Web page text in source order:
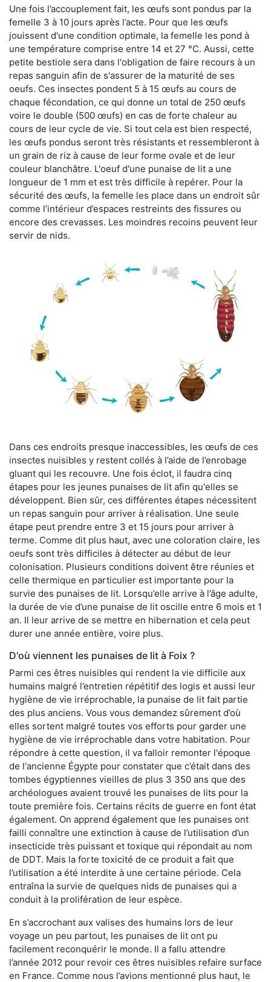
Une fois l’accouplement fait, les œufs sont pondus par la
femelle 3 à 10 jours après l’acte. Pour que les œufs
jouissent d'une condition optimale, la femelle les pond à
une température comprise entre 14 et 27 °C. Aussi, cette
petite bestiole sera dans l'obligation de faire recours à un
repas sanguin afin de s'assurer de la maturité de ses
oeufs. Ces insectes pondent 5 à 15 œufs au cours de
chaque fécondation, ce qui donne un total de 250 œufs
voire le double (500 œufs) en cas de forte chaleur au
cours de leur cycle de vie. Si tout cela est bien respecté,
les œufs pondus seront très résistants et ressembleront à
un grain de riz à cause de leur forme ovale et de leur
couleur blanchâtre. L'oeuf d'une punaise de lit a une
longueur de 1 mm et est très difficile à repérer. Pour la
sécurité des œufs, la femelle les place dans un endroit sûr
comme l’intérieur d’espaces restreints des fissures ou
encore des crevasses. Les moindres recoins peuvent leur
servir de nids.
Dans ces endroits presque inaccessibles, les œufs de ces
insectes nuisibles y restent collés à l’aide de l’enrobage
gluant qui les recouvre. Une fois éclot, il faudra cinq
étapes pour les jeunes punaises de lit afin qu'elles se
développent. Bien sûr, ces différentes étapes nécessitent
un repas sanguin pour arriver à réalisation. Une seule
étape peut prendre entre 3 et 15 jours pour arriver à
terme. Comme dit plus haut, avec une coloration claire, les
oeufs sont très difficiles à détecter au début de leur
colonisation. Plusieurs conditions doivent être réunies et
celle thermique en particulier est importante pour la
survie des punaises de lit. Lorsqu’elle arrive à l’âge adulte,
la durée de vie d’une punaise de lit oscille entre 6 mois et 1
an. Il leur arrive de se mettre en hibernation et cela peut
durer une année entière, voire plus.
D'où viennent les punaises de lit à Foix ?
Parmi ces êtres nuisibles qui rendent la vie difficile aux
humains malgré l’entretien répétitif des logis et aussi leur
hygiène de vie irréprochable, la punaise de lit fait partie
des plus anciens. Vous vous demandez sûrement d’où
elles sortent malgré toutes vos efforts pour garder une
hygiène de vie irréprochable dans votre habitation. Pour
répondre à cette question, il va falloir remonter l'époque
de l'ancienne Égypte pour constater que c’était dans des
tombes égyptiennes vieilles de plus 3 350 ans que des
archéologues avaient trouvé les punaises de lits pour la
toute première fois. Certains récits de guerre en font état
également. On apprend également que les punaises ont
failli connaître une extinction à cause de l’utilisation d’un
insecticide très puissant et toxique qui répondait au nom
de DDT. Mais la forte toxicité de ce produit a fait que
l’utilisation a été interdite à une certaine période. Cela
entraîna la survie de quelques nids de punaises qui a
conduit à la prolifération de leur espèce.
En s’accrochant aux valises des humains lors de leur
voyage un peu partout, les punaises de lit ont pu
facilement reconquérir le monde. Il a fallu attendre
l’année 2012 pour revoir ces êtres nuisibles refaire surface
en France. Comme nous l’avions mentionné plus haut, le